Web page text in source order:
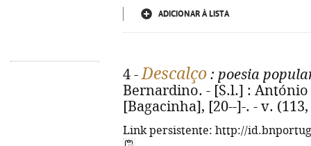
ADICIONAR À LISTA
4 -Descalço : poesia
Bernardino. - [S.l.] :
[Bagacinha], [20--]-. - v.
Link persistente: http://